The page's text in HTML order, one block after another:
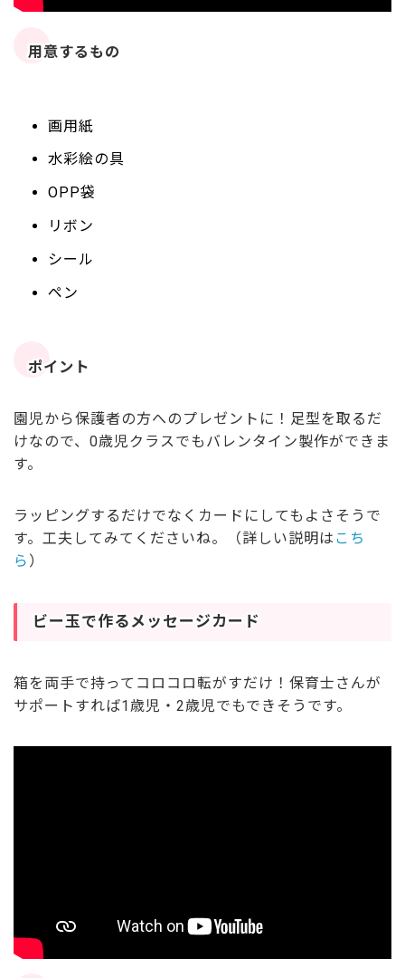
用意するもの
画用紙
水彩絵の具
OPP袋
リボン
シール
ペン
ポイント
園児から保護者の方へのプレゼントに！足型を取るだ
けなので、0歳児クラスでもバレンタイン製作ができま
す。
ラッピングするだけでなくカードにしてもよさそうで
す。工夫してみてくださいね。（詳しい説明は こち
ら ）
ビー玉で作るメッセージカード
箱を両手で持ってコロコロ転がすだけ！保育士さんが
サポートすれば1歳児・2歳児でもできそうです。